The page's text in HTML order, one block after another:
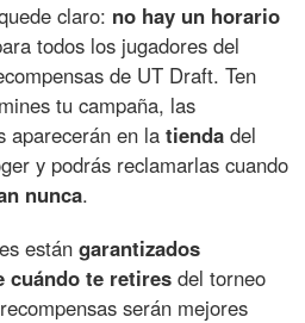
claro: no hay un horario
todos los jugadores del
de UT Draft. Ten
tu campaña, las
aparecerán en latienda del
y podrás reclamarlas cuando
nunca.
estángarantizados
cuándo te retires del torneo
serán mejores